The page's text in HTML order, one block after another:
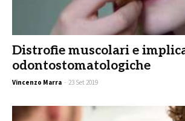
Distrofie muscolari e
odontostomatologiche
Vincenzo Marra - 23 Set 2019